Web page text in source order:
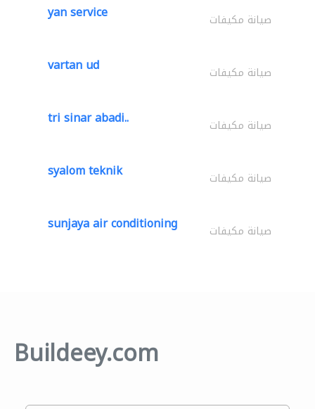
yan service صيانة مكيفات
vartan ud صيانة مكيفات
tri sinar abadi.. صيانة مكيفات
syalom teknik صيانة مكيفات
sunjaya air conditioning صيانة مكيفات
Buildeey.com